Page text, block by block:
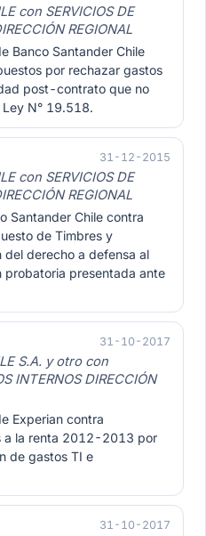
con SERVICIOS DE
REGIONAL
Banco Santander Chile
por rechazar gastos
post-contrato que no
N° 19.518.
31-12-2015
con SERVICIOS DE
REGIONAL
Santander Chile contra
de Timbres y
del derecho a defensa al
presentada ante
31-10-2017
S.A. y otro con
INTERNOS DIRECCIÓN
Experian contra
a la renta 2012-2013 por
de gastos TI e
31-10-2017